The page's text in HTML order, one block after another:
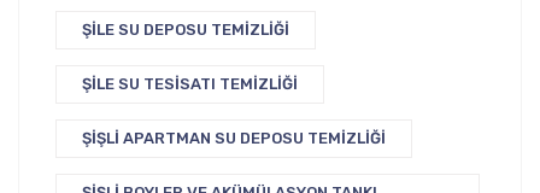
ŞILE SU DEPOSU TEMIZLIĞI
ŞILE SU TESISATI TEMIZLIĞI
ŞIŞLI APARTMAN SU DEPOSU TEMIZLIĞI